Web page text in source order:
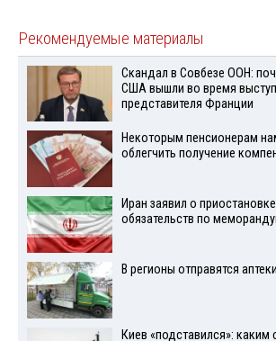
Рекомендуемые материалы
Скандал в Совбезе ООН:
США вышли во время
представителя Франции
Некоторым пенсионерам
облегчить получение
Иран заявил о
обязательств по
В регионы отправятся
Киев «подставился»: каким